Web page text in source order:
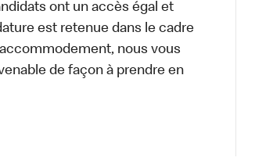
ont un accès égal et
est retenue dans le cadre
nous vous
de façon à prendre en